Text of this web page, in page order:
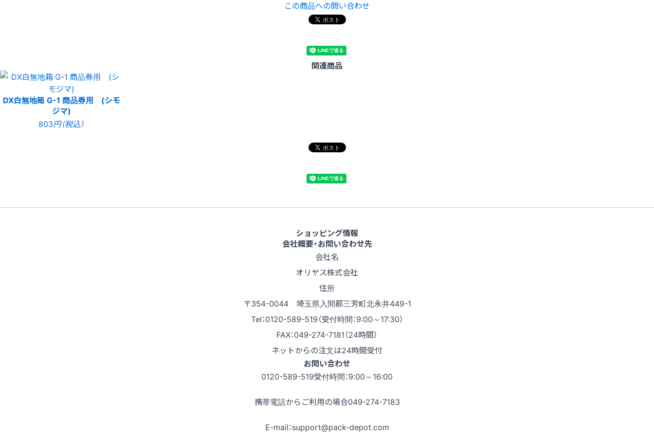
この商品への問い合わせ
関連商品
DX白無地箱 G-1 商品券用 (シモ
ジマ)
803円（税込）
ショッピング情報
会社概要・お問い合わせ先
会社名
オリヤス株式会社
住所
〒354-0044 埼玉県入間郡三芳町北永井449-1
Tel：0120-589-519（受付時間：9:00～17:30）
FAX：049-274-7181（24時間）
ネットからの注文は24時間受付
お問い合わせ
0120-589-519受付時間：9:00～16:00
携帯電話からご利用の場合049-274-7183
E-mail：support@pack-depot.com